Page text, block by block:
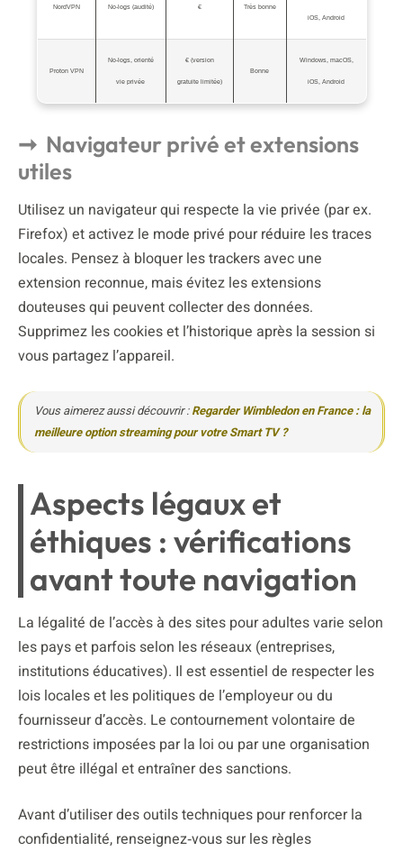
NordVPN No‑logs (audité) €
Très bonne
iOS, Android
Proton VPN
No‑logs, orienté
vie privée
€ (version
gratuite limitée)
Bonne
Windows, macOS,
iOS, Android
Navigateur privé et extensions
utiles
Utilisez un navigateur qui respecte la vie privée (par ex.
Firefox) et activez le mode privé pour réduire les traces
locales. Pensez à bloquer les trackers avec une
extension reconnue, mais évitez les extensions
douteuses qui peuvent collecter des données.
Supprimez les cookies et l’historique après la session si
vous partagez l’appareil.
Vous aimerez aussi découvrir :Regarder Wimbledon en France : la
meilleure option streaming pour votre Smart TV ?
Aspects légaux et
éthiques : vérifications
avant toute navigation
La légalité de l’accès à des sites pour adultes varie selon
les pays et parfois selon les réseaux (entreprises,
institutions éducatives). Il est essentiel de respecter les
lois locales et les politiques de l’employeur ou du
fournisseur d’accès. Le contournement volontaire de
restrictions imposées par la loi ou par une organisation
peut être illégal et entraîner des sanctions.
Avant d’utiliser des outils techniques pour renforcer la
confidentialité, renseignez‑vous sur les règles